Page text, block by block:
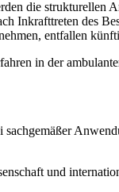
die strukturellen
Inkrafttreten des
entfallen
in der
und